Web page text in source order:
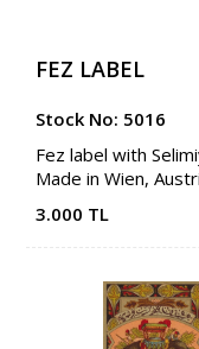
FEZ LABEL
Stock No: 5016
Fez label with
Made in Wien,
3.000 TL